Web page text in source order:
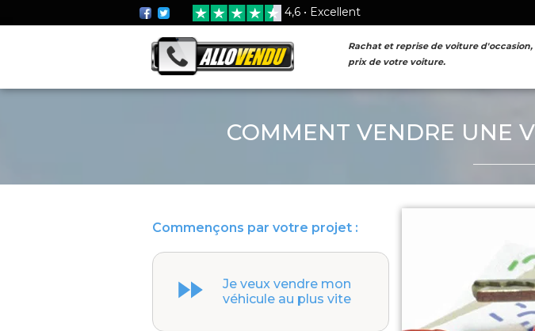
4,6 • Excellent
Rachat et reprise de voiture d'occasion,
prix de votre voiture.
COMMENT VENDRE UNE
Commençons par votre projet :
Je veux vendre mon
véhicule au plus vite